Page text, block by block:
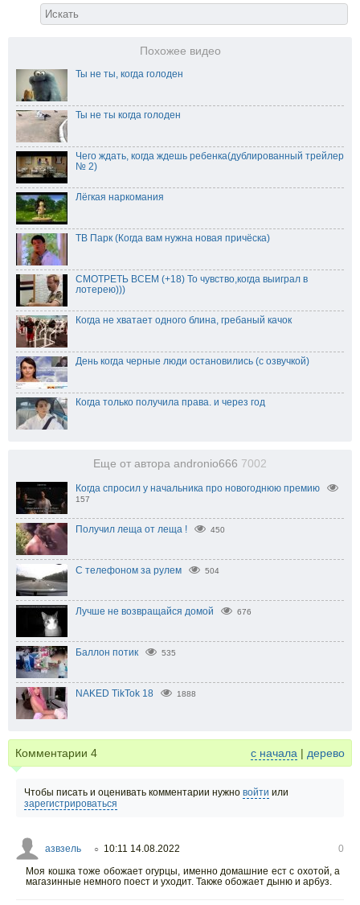
Похожее видео
Ты не ты, когда голоден
Ты не ты когда голоден
Чего ждать, когда ждешь ребенка(дублированный трейлер
№ 2)
Лёгкая наркомания
ТВ Парк (Когда вам нужна новая причёска)
СМОТРЕТЬ ВСЕМ (+18) То чувство,когда выиграл в
лотерею)))
Когда не хватает одного блина, гребаный качок
День когда черные люди остановились (с озвучкой)
Когда только получила права. и через год
Еще от автора andronio666 7002
Когда спросил у начальника про новогоднюю премию
157
Получил леща от леща ! 450
С телефоном за рулем 504
Лучше не возвращайся домой 676
Баллон потик 535
NAKED TikTok 18 1888
Комментарии 4 с начала | дерево
Чтобы писать и оценивать комментарии нужно войти или
зарегистрироваться
азвзель ○ 10:11 14.08.2022
0
Моя кошка тоже обожает огурцы, именно домашние ест с охотой, а
магазинные немного поест и уходит. Также обожает дыню и арбуз.